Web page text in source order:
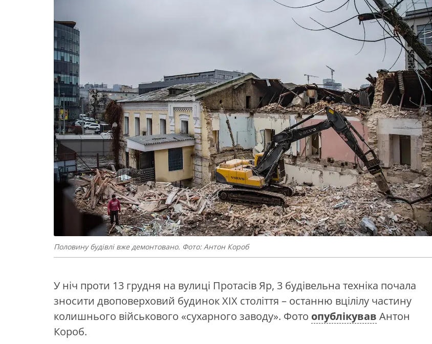
Половину будівлі вже демонтовано. Фото: Антон Короб
У ніч проти 13 грудня на вулиці Протасів Яр, 3 будівельна техніка почала
зносити двоповерховий будинок ХІХ століття – останню вцілілу частину
колишнього військового «сухарного заводу». Фото опублікував Антон
Короб.